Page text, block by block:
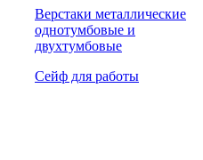
Верстаки металлические
однотумбовые и
двухтумбовые
Сейф для работы